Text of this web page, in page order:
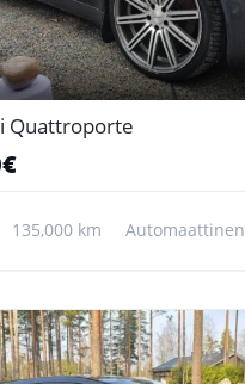
Quattroporte
135,000 km Automaattinen